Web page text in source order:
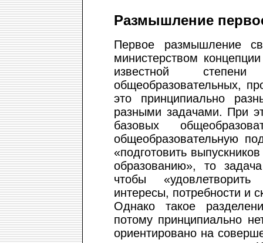
Размышление
Первое размышление
министерством
известной степени
общеобразовательных,
это принципиально
разными задачами. При
базовых
общеобразовательную
«подготовить
образованию», то
чтобы «удовлетворить
интересы, потребности и
Однако такое
потому принципиально
ориентировано на